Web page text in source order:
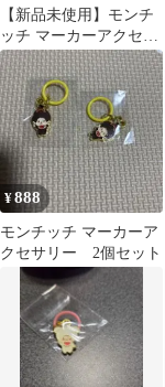
【新品未使用】モンチ
ッチ マーカーアクセサ
リー ガチャガチャ タヌ
タヌ
¥888
モンチッチ マーカーア
クセサリー 2個セット